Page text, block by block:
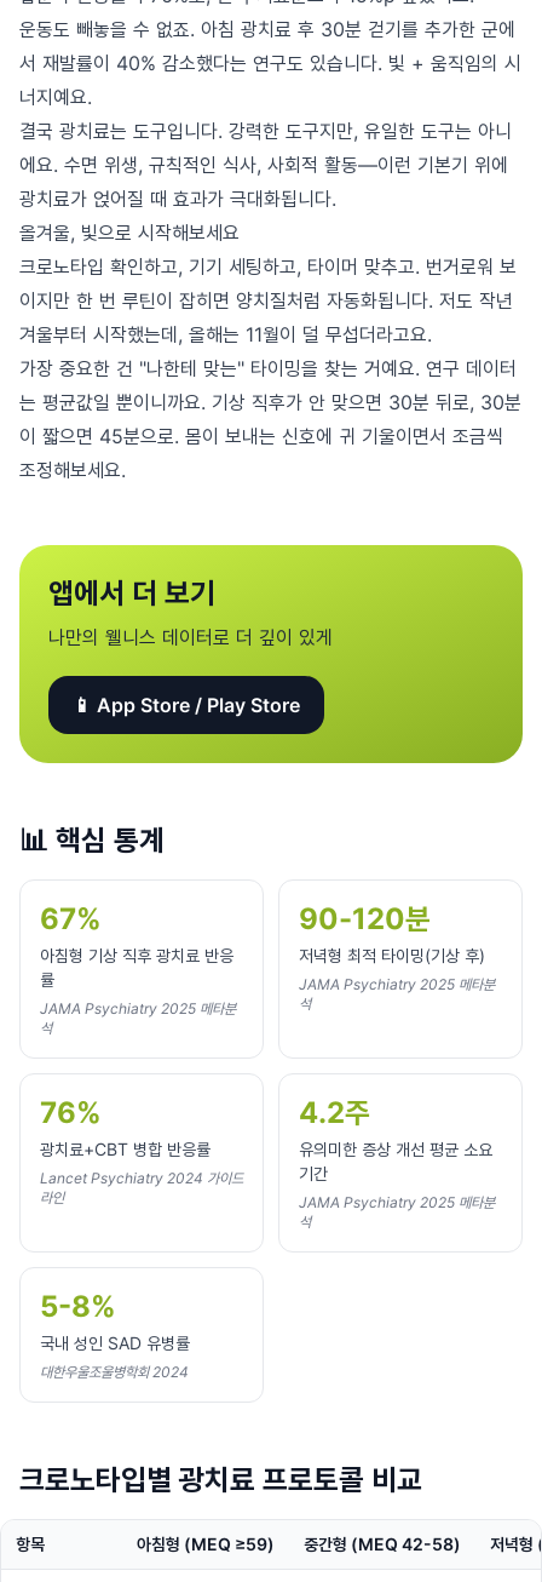
운동도 빼놓을 수 없죠. 아침 광치료 후 30분 걷기를 추가한 군에
서 재발률이 40% 감소했다는 연구도 있습니다. 빛 + 움직임의 시
너지예요.
결국 광치료는 도구입니다. 강력한 도구지만, 유일한 도구는 아니
에요. 수면 위생, 규칙적인 식사, 사회적 활동—이런 기본기 위에
광치료가 얹어질 때 효과가 극대화됩니다.
올겨울, 빛으로 시작해보세요
크로노타입 확인하고, 기기 세팅하고, 타이머 맞추고. 번거로워 보
이지만 한 번 루틴이 잡히면 양치질처럼 자동화됩니다. 저도 작년
겨울부터 시작했는데, 올해는 11월이 덜 무섭더라고요.
가장 중요한 건 "나한테 맞는" 타이밍을 찾는 거예요. 연구 데이터
는 평균값일 뿐이니까요. 기상 직후가 안 맞으면 30분 뒤로, 30분
이 짧으면 45분으로. 몸이 보내는 신호에 귀 기울이면서 조금씩
조정해보세요.
앱에서 더 보기
나만의 웰니스 데이터로 더 깊이 있게
📱 App Store / Play Store
📊 핵심 통계
67%
아침형 기상 직후 광치료 반응
률
JAMA Psychiatry 2025 메타분
석
90-120분
저녁형 최적 타이밍(기상 후)
JAMA Psychiatry 2025 메타분
석
76%
광치료+CBT 병합 반응률
Lancet Psychiatry 2024 가이드
라인
4.2주
유의미한 증상 개선 평균 소요
기간
JAMA Psychiatry 2025 메타분
석
5-8%
국내 성인 SAD 유병률
대한우울조울병학회 2024
크로노타입별 광치료 프로토콜 비교
항목 아침형 (MEQ ≥59) 중간형 (MEQ 42-58) 저녁